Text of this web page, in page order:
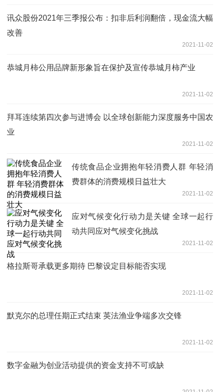
讯众股份2021年三季报公布：扣非后利润翻倍，现金流大幅
改善
2021-11-02
恭城月柿公用品牌新形象旨在保护及宣传恭城月柿产业
2021-11-02
拜耳连续第四次参与进博会 以全球创新能力深度服务中国农
业
2021-11-02
传统食品企业拥抱年轻消费人群 年轻消
费群体的消费规模日益壮大
2021-11-02
应对气候变化行动力是关键 全球一起行
动共同应对气候变化挑战
2021-11-02
格拉斯哥承载更多期待 巴黎设定目标能否实现
2021-11-02
默克尔的总理任期正式结束 英法渔业争端多次交锋
2021-11-02
数字金融为创业活动提供的资金支持不可或缺